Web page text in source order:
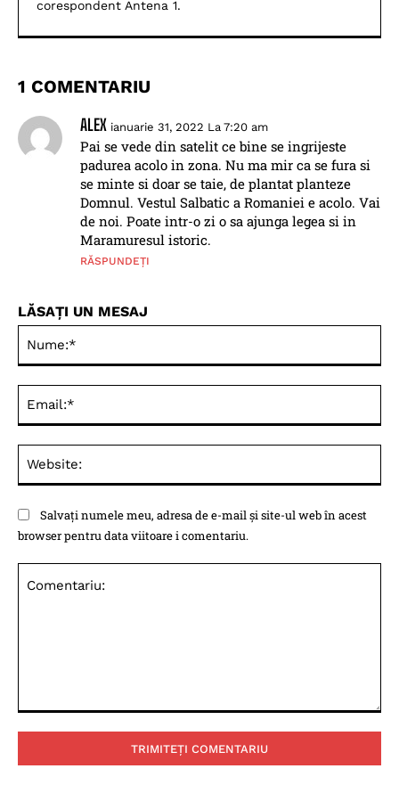
corespondent Antena 1.
1 COMENTARIU
ALEX ianuarie 31, 2022 La 7:20 am
Pai se vede din satelit ce bine se ingrijeste
padurea acolo in zona. Nu ma mir ca se fura si
se minte si doar se taie, de plantat planteze
Domnul. Vestul Salbatic a Romaniei e acolo. Vai
de noi. Poate intr-o zi o sa ajunga legea si in
Maramuresul istoric.
RĂSPUNDEȚI
LĂSAȚI UN MESAJ
Salvați numele meu, adresa de e-mail și site-ul web în acest
browser pentru data viitoare i comentariu.